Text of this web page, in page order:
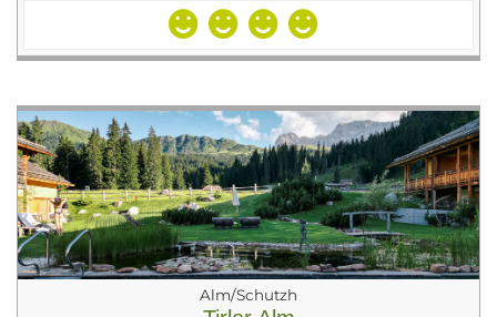
Alm/Schutzh